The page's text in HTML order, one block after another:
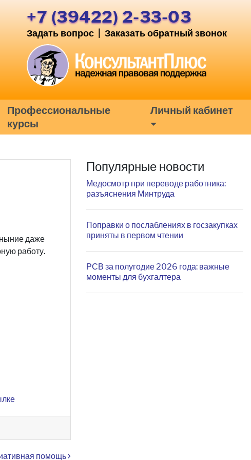
+7 (39422) 2-33-03
Задать вопрос Заказать обратный звонок
Профессиональные
курсы
Личный кабинет
даже
работу.
помощь
Популярные новости
Медосмотр при переводе работника:
разъяснения Минтруда
Поправки о послаблениях в госзакупках
приняты в первом чтении
РСВ за полугодие 2026 года: важные
моменты для бухгалтера